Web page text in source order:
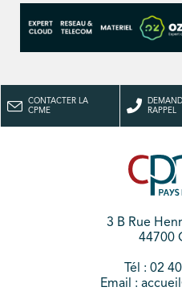
CONTACTER LA
CPME
RAPPEL
3 B Rue
44700
Tél : 02
Email :